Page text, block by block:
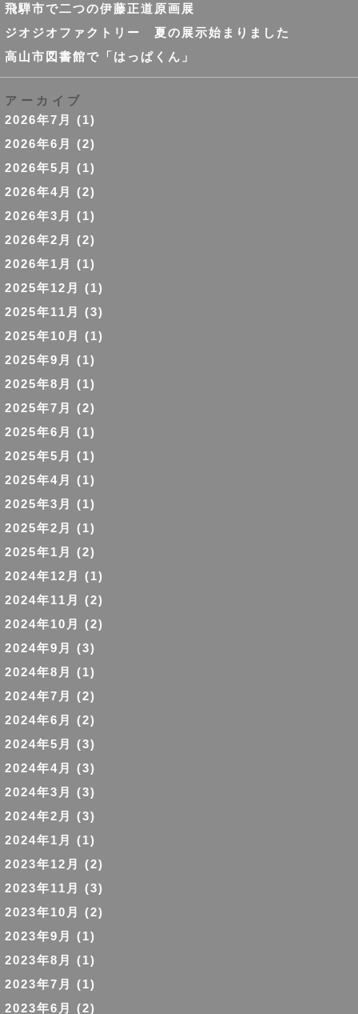
飛騨市で二つの伊藤正道原画展
ジオジオファクトリー 夏の展示始まりました
高山市図書館で「はっぱくん」
アーカイブ
2026年7月
(1)
2026年6月
(2)
2026年5月
(1)
2026年4月
(2)
2026年3月
(1)
2026年2月
(2)
2026年1月
(1)
2025年12月
(1)
2025年11月
(3)
2025年10月
(1)
2025年9月
(1)
2025年8月
(1)
2025年7月
(2)
2025年6月
(1)
2025年5月
(1)
2025年4月
(1)
2025年3月
(1)
2025年2月
(1)
2025年1月
(2)
2024年12月
(1)
2024年11月
(2)
2024年10月
(2)
2024年9月
(3)
2024年8月
(1)
2024年7月
(2)
2024年6月
(2)
2024年5月
(3)
2024年4月
(3)
2024年3月
(3)
2024年2月
(3)
2024年1月
(1)
2023年12月
(2)
2023年11月
(3)
2023年10月
(2)
2023年9月
(1)
2023年8月
(1)
2023年7月
(1)
2023年6月
(2)